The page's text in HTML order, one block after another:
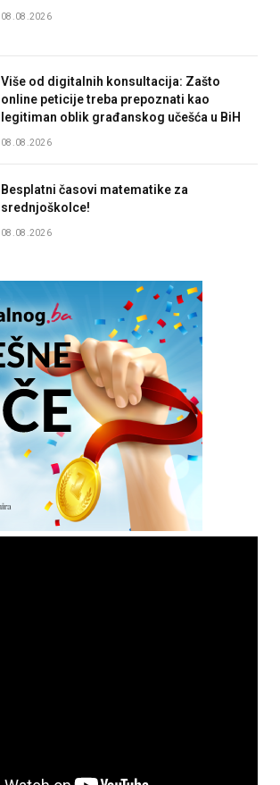
08.08.2026
Više od digitalnih konsultacija: Zašto
online peticije treba prepoznati kao
legitiman oblik građanskog učešća u BiH
08.08.2026
Besplatni časovi matematike za
srednjoškolce!
08.08.2026